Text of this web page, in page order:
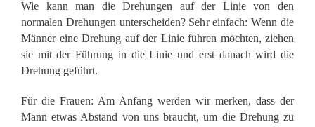
Wie kann man die Drehungen auf der Linie von den
normalen Drehungen unterscheiden? Sehr einfach: Wenn die
Männer eine Drehung auf der Linie führen möchten, ziehen
sie mit der Führung in die Linie und erst danach wird die
Drehung geführt.
Für die Frauen: Am Anfang werden wir merken, dass der
Mann etwas Abstand von uns braucht, um die Drehung zu